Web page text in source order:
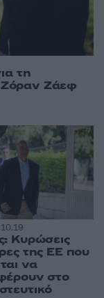
τη
Ζάεφ
Κυρώσεις
της ΕΕ που
να
στο